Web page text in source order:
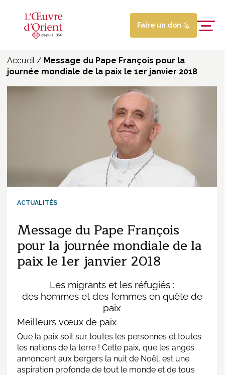
Faire un don
Accueil/ Message du Pape François pour la
journée mondiale de la paix le 1er janvier 2018
ACTUALITÉS
Message du Pape François
pour la journée mondiale de la
paix le 1er janvier 2018
Les migrants et les réfugiés :
des hommes et des femmes en quête de
paix
Meilleurs vœux de paix
Que la paix soit sur toutes les personnes et toutes
les nations de la terre ! Cette paix, que les anges
annoncent aux bergers la nuit de Noël, est une
aspiration profonde de tout le monde et de tous